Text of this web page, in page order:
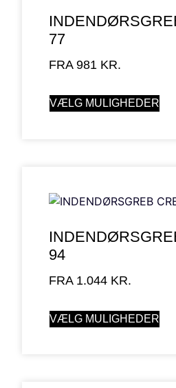
77
FRA 981 KR.
VÆLG MULIGHEDER
94
FRA 1.044 KR.
VÆLG MULIGHEDER